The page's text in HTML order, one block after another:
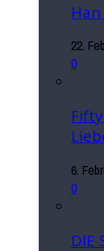
22.
0
6.
0
DIE